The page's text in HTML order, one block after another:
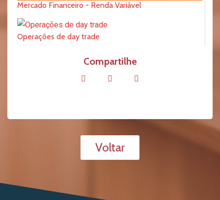
Mercado Financeiro - Renda Variável
Operações de day trade
Compartilhe
Voltar